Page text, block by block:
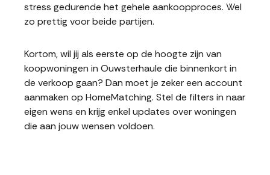
stress gedurende het gehele aankoopproces. Wel
zo prettig voor beide partijen.
Kortom, wil jij als eerste op de hoogte zijn van
koopwoningen in Ouwsterhaule die binnenkort in
de verkoop gaan? Dan moet je zeker een account
aanmaken op HomeMatching. Stel de filters in naar
eigen wens en krijg enkel updates over woningen
die aan jouw wensen voldoen.